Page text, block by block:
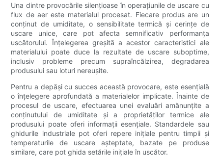
Una dintre provocările silențioase în operațiunile de uscare cu
flux de aer este materialul procesat. Fiecare produs are un
conținut de umiditate, o sensibilitate termică și cerințe de
uscare unice, care pot afecta semnificativ performanța
uscătorului. Înțelegerea greșită a acestor caracteristici ale
materialului poate duce la rezultate de uscare suboptime,
inclusiv probleme precum supraîncălzirea, degradarea
produsului sau loturi nereușite.
Pentru a depăși cu succes această provocare, este esențială
o înțelegere aprofundată a materialelor implicate. Înainte de
procesul de uscare, efectuarea unei evaluări amănunțite a
conținutului de umiditate și a proprietăților termice ale
produsului poate oferi informații esențiale. Standardele sau
ghidurile industriale pot oferi repere inițiale pentru timpii și
temperaturile de uscare așteptate, bazate pe produse
similare, care pot ghida setările inițiale în uscător.